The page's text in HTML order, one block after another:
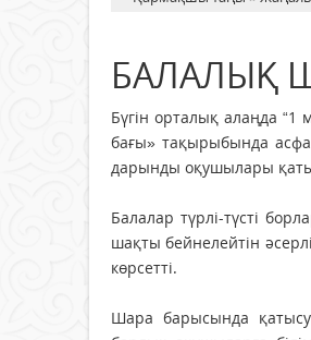
БАЛАЛЫҚ
Бүгін орталық алаңда
бағы» тақырыбында
дарынды оқушылары
Балалар түрлі-түсті
шақты бейнелейтін
көрсетті.
Шара барысында